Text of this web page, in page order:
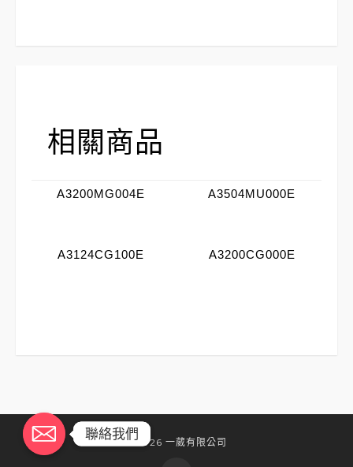
相關商品
A3200MG004E A3504MU000E
A3124CG100E A3200CG000E
©2026 一葳有限公司
聯絡我們
聯絡我們